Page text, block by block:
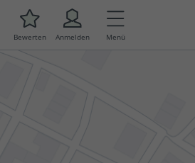
Bewerten Anmelden Menü